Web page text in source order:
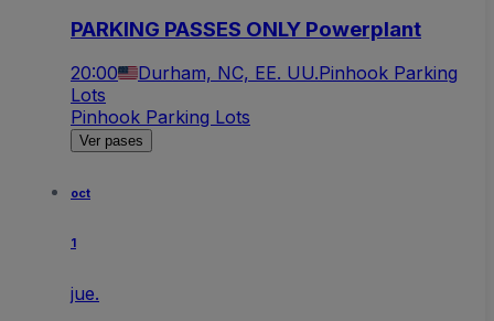
PARKING PASSES ONLY Powerplant
20:00 Durham, NC, EE. UU.Pinhook Parking
Lots
Pinhook Parking Lots
Ver pases
oct
1
jue.